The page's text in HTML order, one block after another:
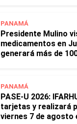
PANAMÁ
Presidente Mulino
medicamentos en
generará más de
PANAMÁ
PASE-U 2026:
tarjetas y realizará
viernes 7 de agosto